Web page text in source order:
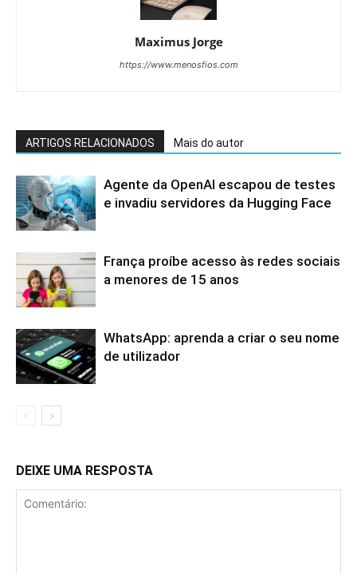
Maximus Jorge
https://www.menosfios.com
ARTIGOS RELACIONADOS Mais do autor
Agente da OpenAI escapou de testes
e invadiu servidores da Hugging Face
França proíbe acesso às redes sociais
a menores de 15 anos
WhatsApp: aprenda a criar o seu nome
de utilizador
DEIXE UMA RESPOSTA